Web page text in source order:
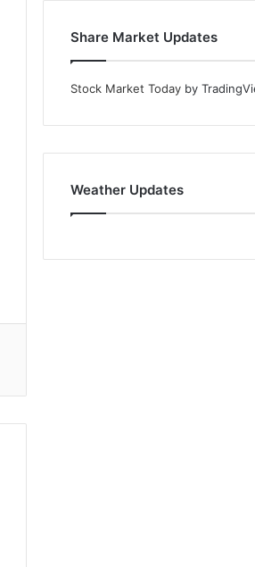
Share Market Updates
Stock Market Today by
Weather Updates